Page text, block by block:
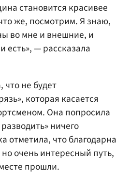
становится красивее
же, посмотрим. Я знаю,
во мне и внешние, и
есть», — рассказала
что не будет
которая касается
Она попросила
ничего
отметила, что благодарна
очень интересный путь,
прошли.